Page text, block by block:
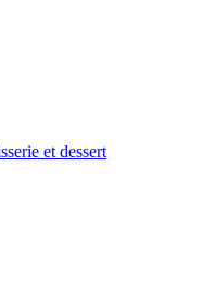
et dessert